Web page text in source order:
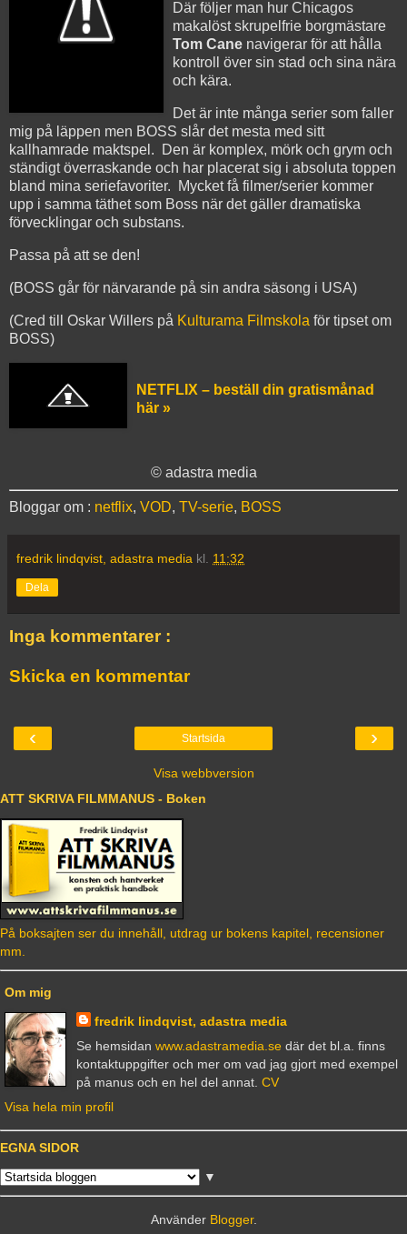
Där följer man hur Chicagos
makalöst skrupelfrie borgmästare
Tom Cane navigerar för att hålla
kontroll över sin stad och sina nära
och kära.
Det är inte många serier som faller
mig på läppen men BOSS slår det mesta med sitt
kallhamrade maktspel. Den är komplex, mörk och grym och
ständigt överraskande och har placerat sig i absoluta toppen
bland mina seriefavoriter. Mycket få filmer/serier kommer
upp i samma täthet som Boss när det gäller dramatiska
förvecklingar och substans.
Passa på att se den!
(BOSS går för närvarande på sin andra säsong i USA)
(Cred till Oskar Willers på Kulturama Filmskola för tipset om
BOSS)
NETFLIX – beställ din gratismånad
här »
© adastra media
Bloggar om : netflix, VOD, TV-serie, BOSS
fredrik lindqvist, adastra media kl. 11:32
Dela
Inga kommentarer :
Skicka en kommentar
‹ ›
Startsida
Visa webbversion
ATT SKRIVA FILMMANUS - Boken
På boksajten ser du innehåll, utdrag ur bokens kapitel, recensioner
mm.
Om mig
fredrik lindqvist, adastra media
Se hemsidan www.adastramedia.sedär det bl.a. finns
kontaktuppgifter och mer om vad jag gjort med exempel
på manus och en hel del annat. CV
Visa hela min profil
EGNA SIDOR
▼
Använder Blogger.